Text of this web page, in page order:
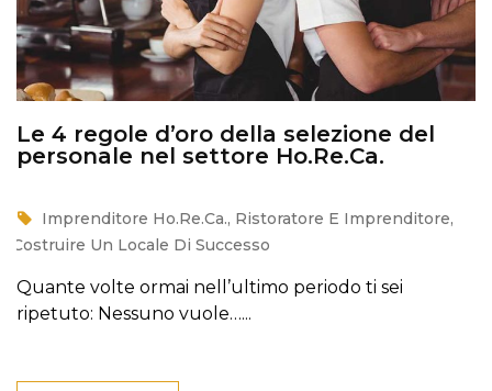
Le 4 regole d’oro della selezione del
personale nel settore Ho.Re.Ca.
Imprenditore Ho.Re.Ca., Ristoratore E Imprenditore,
Costruire Un Locale Di Successo
Quante volte ormai nell’ultimo periodo ti sei
ripetuto: Nessuno vuole…...